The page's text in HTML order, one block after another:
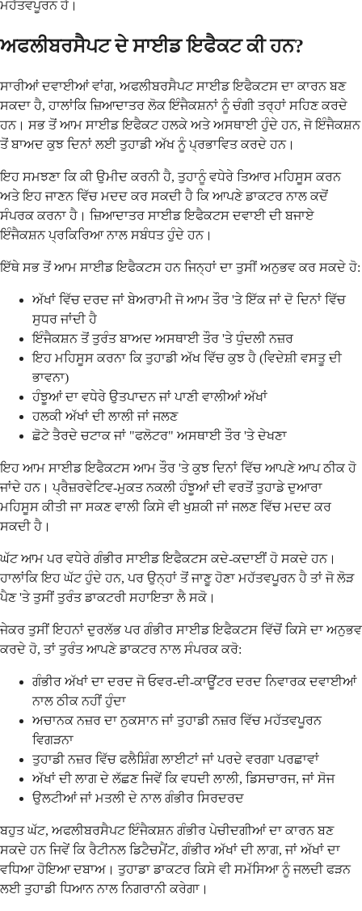
ਮਹੱਤਵਪੂਰਨ ਹੈ।
ਅਫਲੀਬਰਸੈਪਟ ਦੇ ਸਾਈਡ ਇਫੈਕਟ ਕੀ ਹਨ?
ਸਾਰੀਆਂ ਦਵਾਈਆਂ ਵਾਂਗ, ਅਫਲੀਬਰਸੈਪਟ ਸਾਈਡ ਇਫੈਕਟਸ ਦਾ ਕਾਰਨ ਬਣ
ਸਕਦਾ ਹੈ, ਹਾਲਾਂਕਿ ਜ਼ਿਆਦਾਤਰ ਲੋਕ ਇੰਜੈਕਸ਼ਨਾਂ ਨੂੰ ਚੰਗੀ ਤਰ੍ਹਾਂ ਸਹਿਣ ਕਰਦੇ
ਹਨ। ਸਭ ਤੋਂ ਆਮ ਸਾਈਡ ਇਫੈਕਟ ਹਲਕੇ ਅਤੇ ਅਸਥਾਈ ਹੁੰਦੇ ਹਨ, ਜੋ ਇੰਜੈਕਸ਼ਨ
ਤੋਂ ਬਾਅਦ ਕੁਝ ਦਿਨਾਂ ਲਈ ਤੁਹਾਡੀ ਅੱਖ ਨੂੰ ਪ੍ਰਭਾਵਿਤ ਕਰਦੇ ਹਨ।
ਇਹ ਸਮਝਣਾ ਕਿ ਕੀ ਉਮੀਦ ਕਰਨੀ ਹੈ, ਤੁਹਾਨੂੰ ਵਧੇਰੇ ਤਿਆਰ ਮਹਿਸੂਸ ਕਰਨ
ਅਤੇ ਇਹ ਜਾਣਨ ਵਿੱਚ ਮਦਦ ਕਰ ਸਕਦੀ ਹੈ ਕਿ ਆਪਣੇ ਡਾਕਟਰ ਨਾਲ ਕਦੋਂ
ਸੰਪਰਕ ਕਰਨਾ ਹੈ। ਜ਼ਿਆਦਾਤਰ ਸਾਈਡ ਇਫੈਕਟਸ ਦਵਾਈ ਦੀ ਬਜਾਏ
ਇੰਜੈਕਸ਼ਨ ਪ੍ਰਕਿਰਿਆ ਨਾਲ ਸਬੰਧਤ ਹੁੰਦੇ ਹਨ।
ਇੱਥੇ ਸਭ ਤੋਂ ਆਮ ਸਾਈਡ ਇਫੈਕਟਸ ਹਨ ਜਿਨ੍ਹਾਂ ਦਾ ਤੁਸੀਂ ਅਨੁਭਵ ਕਰ ਸਕਦੇ ਹੋ:
ਅੱਖਾਂ ਵਿੱਚ ਦਰਦ ਜਾਂ ਬੇਅਰਾਮੀ ਜੋ ਆਮ ਤੌਰ 'ਤੇ ਇੱਕ ਜਾਂ ਦੋ ਦਿਨਾਂ ਵਿੱਚ
ਸੁਧਰ ਜਾਂਦੀ ਹੈ
ਇੰਜੈਕਸ਼ਨ ਤੋਂ ਤੁਰੰਤ ਬਾਅਦ ਅਸਥਾਈ ਤੌਰ 'ਤੇ ਧੁੰਦਲੀ ਨਜ਼ਰ
ਇਹ ਮਹਿਸੂਸ ਕਰਨਾ ਕਿ ਤੁਹਾਡੀ ਅੱਖ ਵਿੱਚ ਕੁਝ ਹੈ (ਵਿਦੇਸ਼ੀ ਵਸਤੂ ਦੀ
ਭਾਵਨਾ)
ਹੰਝੂਆਂ ਦਾ ਵਧੇਰੇ ਉਤਪਾਦਨ ਜਾਂ ਪਾਣੀ ਵਾਲੀਆਂ ਅੱਖਾਂ
ਹਲਕੀ ਅੱਖਾਂ ਦੀ ਲਾਲੀ ਜਾਂ ਜਲਣ
ਛੋਟੇ ਤੈਰਦੇ ਚਟਾਕ ਜਾਂ "ਫਲੋਟਰ" ਅਸਥਾਈ ਤੌਰ 'ਤੇ ਦੇਖਣਾ
ਇਹ ਆਮ ਸਾਈਡ ਇਫੈਕਟਸ ਆਮ ਤੌਰ 'ਤੇ ਕੁਝ ਦਿਨਾਂ ਵਿੱਚ ਆਪਣੇ ਆਪ ਠੀਕ ਹੋ
ਜਾਂਦੇ ਹਨ। ਪ੍ਰੈਜ਼ਰਵੇਟਿਵ-ਮੁਕਤ ਨਕਲੀ ਹੰਝੂਆਂ ਦੀ ਵਰਤੋਂ ਤੁਹਾਡੇ ਦੁਆਰਾ
ਮਹਿਸੂਸ ਕੀਤੀ ਜਾ ਸਕਣ ਵਾਲੀ ਕਿਸੇ ਵੀ ਖੁਸ਼ਕੀ ਜਾਂ ਜਲਣ ਵਿੱਚ ਮਦਦ ਕਰ
ਸਕਦੀ ਹੈ।
ਘੱਟ ਆਮ ਪਰ ਵਧੇਰੇ ਗੰਭੀਰ ਸਾਈਡ ਇਫੈਕਟਸ ਕਦੇ-ਕਦਾਈਂ ਹੋ ਸਕਦੇ ਹਨ।
ਹਾਲਾਂਕਿ ਇਹ ਘੱਟ ਹੁੰਦੇ ਹਨ, ਪਰ ਉਨ੍ਹਾਂ ਤੋਂ ਜਾਣੂ ਹੋਣਾ ਮਹੱਤਵਪੂਰਨ ਹੈ ਤਾਂ ਜੋ ਲੋੜ
ਪੈਣ 'ਤੇ ਤੁਸੀਂ ਤੁਰੰਤ ਡਾਕਟਰੀ ਸਹਾਇਤਾ ਲੈ ਸਕੋ।
ਜੇਕਰ ਤੁਸੀਂ ਇਹਨਾਂ ਦੁਰਲੱਭ ਪਰ ਗੰਭੀਰ ਸਾਈਡ ਇਫੈਕਟਸ ਵਿੱਚੋਂ ਕਿਸੇ ਦਾ ਅਨੁਭਵ
ਕਰਦੇ ਹੋ, ਤਾਂ ਤੁਰੰਤ ਆਪਣੇ ਡਾਕਟਰ ਨਾਲ ਸੰਪਰਕ ਕਰੋ:
ਗੰਭੀਰ ਅੱਖਾਂ ਦਾ ਦਰਦ ਜੋ ਓਵਰ-ਦੀ-ਕਾਊਂਟਰ ਦਰਦ ਨਿਵਾਰਕ ਦਵਾਈਆਂ
ਨਾਲ ਠੀਕ ਨਹੀਂ ਹੁੰਦਾ
ਅਚਾਨਕ ਨਜ਼ਰ ਦਾ ਨੁਕਸਾਨ ਜਾਂ ਤੁਹਾਡੀ ਨਜ਼ਰ ਵਿੱਚ ਮਹੱਤਵਪੂਰਨ
ਵਿਗੜਨਾ
ਤੁਹਾਡੀ ਨਜ਼ਰ ਵਿੱਚ ਫਲੈਸ਼ਿੰਗ ਲਾਈਟਾਂ ਜਾਂ ਪਰਦੇ ਵਰਗਾ ਪਰਛਾਵਾਂ
ਅੱਖਾਂ ਦੀ ਲਾਗ ਦੇ ਲੱਛਣ ਜਿਵੇਂ ਕਿ ਵਧਦੀ ਲਾਲੀ, ਡਿਸਚਾਰਜ, ਜਾਂ ਸੋਜ
ਉਲਟੀਆਂ ਜਾਂ ਮਤਲੀ ਦੇ ਨਾਲ ਗੰਭੀਰ ਸਿਰਦਰਦ
ਬਹੁਤ ਘੱਟ, ਅਫਲੀਬਰਸੈਪਟ ਇੰਜੈਕਸ਼ਨ ਗੰਭੀਰ ਪੇਚੀਦਗੀਆਂ ਦਾ ਕਾਰਨ ਬਣ
ਸਕਦੇ ਹਨ ਜਿਵੇਂ ਕਿ ਰੈਟੀਨਲ ਡਿਟੈਚਮੈਂਟ, ਗੰਭੀਰ ਅੱਖਾਂ ਦੀ ਲਾਗ, ਜਾਂ ਅੱਖਾਂ ਦਾ
ਵਧਿਆ ਹੋਇਆ ਦਬਾਅ। ਤੁਹਾਡਾ ਡਾਕਟਰ ਕਿਸੇ ਵੀ ਸਮੱਸਿਆ ਨੂੰ ਜਲਦੀ ਫੜਨ
ਲਈ ਤੁਹਾਡੀ ਧਿਆਨ ਨਾਲ ਨਿਗਰਾਨੀ ਕਰੇਗਾ।